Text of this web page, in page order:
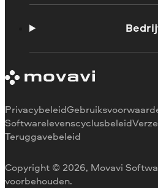
Handleidingen
Mediarecensies
Copyright © 2026, Movavi
voorbehouden.
Privacybeleid
Softwarelevenscyclusbeleid
Teruggavebeleid